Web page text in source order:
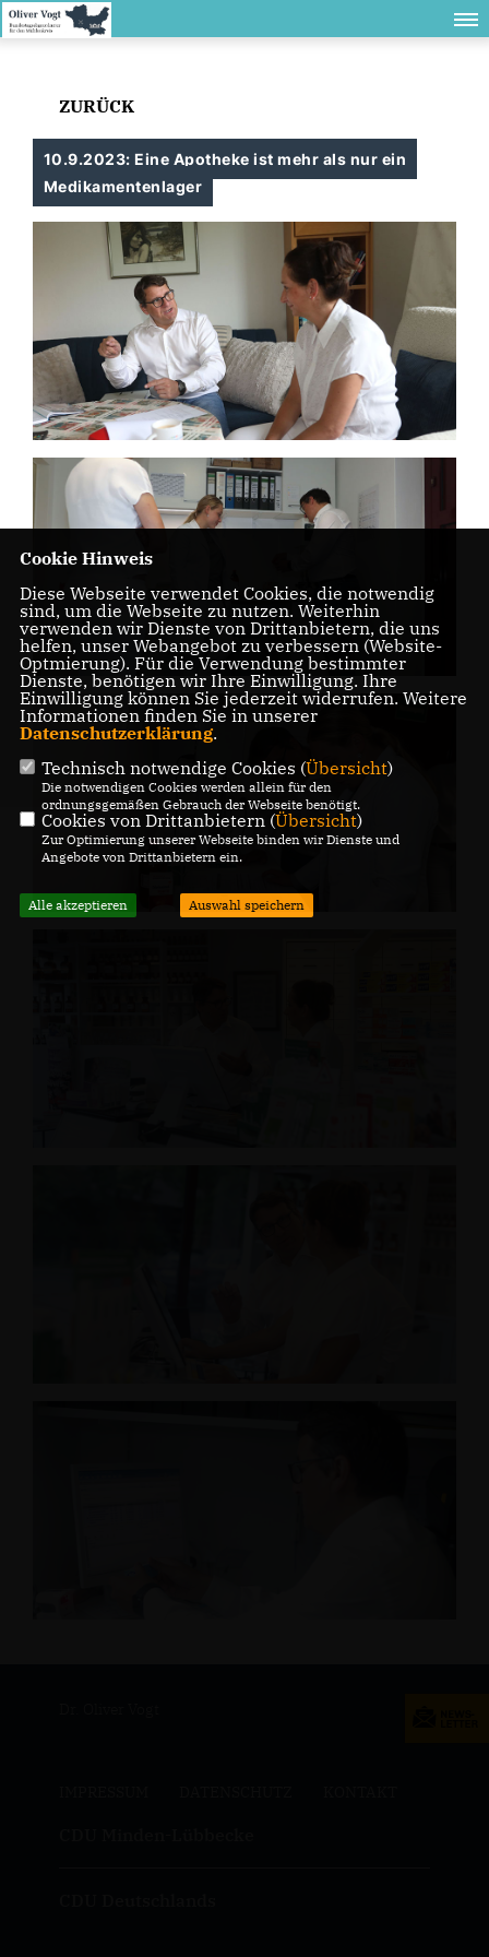
ZURÜCK
10.9.2023: Eine Apotheke ist mehr als nur ein
Medikamentenlager
Cookie Hinweis
Diese Webseite verwendet Cookies, die notwendig
sind, um die Webseite zu nutzen. Weiterhin
verwenden wir Dienste von Drittanbietern, die uns
helfen, unser Webangebot zu verbessern (Website-
Optmierung). Für die Verwendung bestimmter
Dienste, benötigen wir Ihre Einwilligung. Ihre
Einwilligung können Sie jederzeit widerrufen. Weitere
Informationen finden Sie in unserer
Datenschutzerklärung.
Technisch notwendige Cookies (Übersicht)
Die notwendigen Cookies werden allein für den
ordnungsgemäßen Gebrauch der Webseite benötigt.
Cookies von Drittanbietern (Übersicht)
Zur Optimierung unserer Webseite binden wir Dienste und
Angebote von Drittanbietern ein.
Alle akzeptieren Auswahl speichern